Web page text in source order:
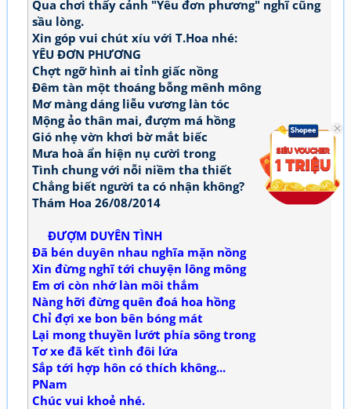
Qua chơi thấy cảnh "Yêu đơn phương" nghĩ cũng
sầu lòng.
Xin góp vui chút xíu với T.Hoa nhé:
YÊU ĐƠN PHƯƠNG
Chợt ngỡ hình ai tỉnh giấc nồng
Đêm tàn một thoáng bỗng mênh mông
Mơ màng dáng liễu vương làn tóc
Mộng ảo thân mai, đượm má hồng
Gió nhẹ vờn khơi bờ mắt biếc
Mưa hoà ẩn hiện nụ cười trong
Tình chung với nỗi niềm tha thiết
Chẳng biết người ta có nhận không?
Thám Hoa 26/08/2014
ĐƯỢM DUYÊN TÌNH
Đã bén duyên nhau nghĩa mặn nồng
Xin đừng nghĩ tới chuyện lông mông
Em ơi còn nhớ làn môi thắm
Nàng hỡi đừng quên đoá hoa hồng
Chỉ đợi xe bon bên bóng mát
Lại mong thuyền lướt phía sông trong
Tơ xe đã kết tình đôi lứa
Sắp tới hợp hôn có thích không...
PNam
Chúc vui khoẻ nhé.